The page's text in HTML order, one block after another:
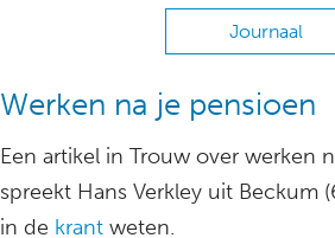
Journaal
Werken na je pensioen
Een artikel in Trouw over werken
spreekt Hans Verkley uit Beckum
in de krant weten.